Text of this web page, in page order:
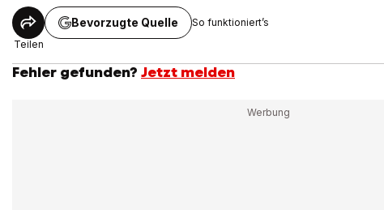
Teilen
Bevorzugte Quelle So funktioniert’s
Fehler gefunden? Jetzt melden